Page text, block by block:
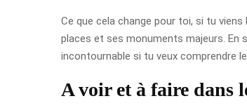
Ce que cela change pour toi, si tu
places et ses monuments majeurs. En
incontournable si tu veux comprendre
A voir et à faire dans